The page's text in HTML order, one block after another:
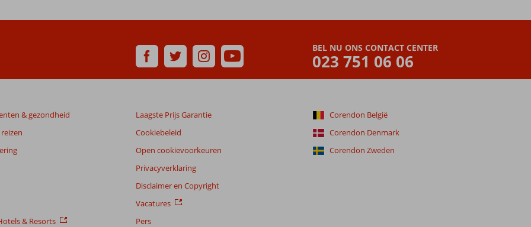
BEL NU ONS CONTACT CENTER
023 751 06 06
& gezondheid
& Resorts
Laagste Prijs Garantie
Cookiebeleid
Open cookievoorkeuren
Privacyverklaring
Disclaimer en Copyright
Vacatures
Pers
Corendon België
Corendon Denmark
Corendon Zweden